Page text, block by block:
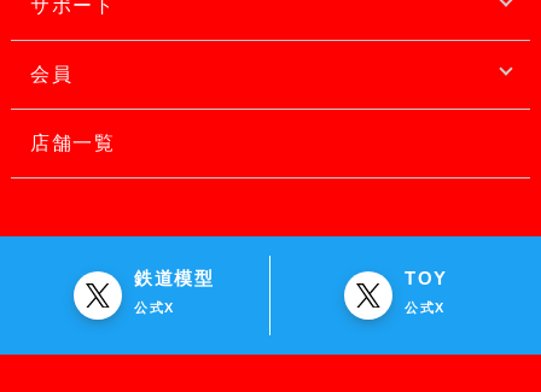
サポート
会員
店舗一覧
鉄道模型
公式X
TOY
公式X